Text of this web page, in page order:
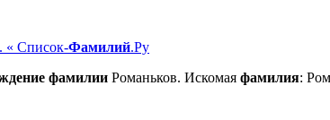
. « Список-Фамилий.Ру
фамилии Романьков. Искомая фамилия: